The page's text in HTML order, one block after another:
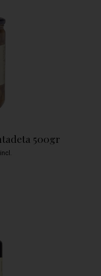
500gr